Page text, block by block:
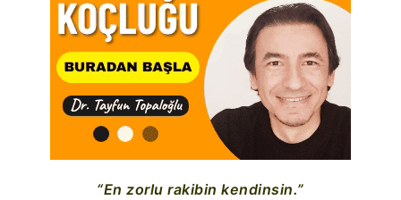
“En zorlu rakibin kendinsin.”